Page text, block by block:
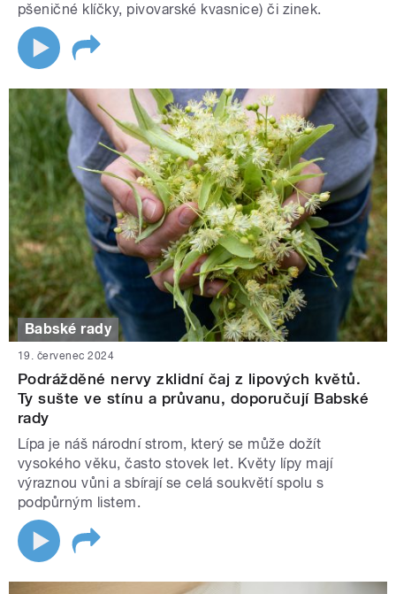
pšeničné klíčky, pivovarské kvasnice) či zinek.
Babské rady
19. červenec 2024
Podrážděné nervy zklidní čaj z lipových květů.
Ty sušte ve stínu a průvanu, doporučují Babské
rady
Lípa je náš národní strom, který se může dožít
vysokého věku, často stovek let. Květy lípy mají
výraznou vůni a sbírají se celá soukvětí spolu s
podpůrným listem.